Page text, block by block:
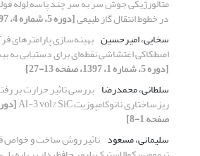
در خطوط انتقال گاز طبیعی[دوره 5، شماره 4، 1397، صفحه 13-25]
سخایی، امیرحسین بهینه‌سازی پارامترهای
اصطکاکی اغتشاشی نقطه‌ای برای دستیابی
[دوره 5، شماره 1، 1397، صفحه 13-27]
سلطانی، محمدرضا بررسی تاثیر حرارت بر
ریزساختاری نانوکامپوزیت Al-3 vol% SiC
صفحه 1-8]
سلیمانی، مسعود تاثیر روش ساخت و خواص